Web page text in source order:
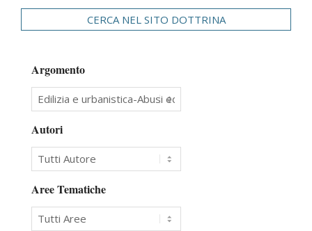
CERCA NEL SITO DOTTRINA
Argomento
Autori
Aree Tematiche